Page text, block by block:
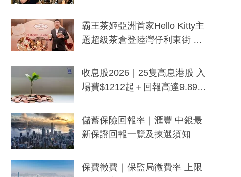
分鐘生成「貼地」宣傳短片
霸王茶姬亞洲首家Hello Kitty主
題超級茶倉登陸灣仔利東街 推
y及香港限定特調系列
收息股2026｜25隻高息港股 入
場費$1212起＋回報高達9.89
儲蓄保險回報率｜滙豐 中銀最
新保證回報一覽及揀選須知
保費徵費｜保監局徵費率 上限